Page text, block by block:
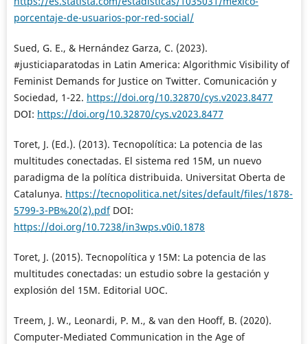
porcentaje-de-usuarios-por-red-social/
Sued, G. E., & Hernández Garza, C. (2023).
#justiciaparatodas in Latin America: Algorithmic Visibility of
Feminist Demands for Justice on Twitter. Comunicación y
Sociedad, 1-22. https://doi.org/10.32870/cys.v2023.8477
DOI: https://doi.org/10.32870/cys.v2023.8477
Toret, J. (Ed.). (2013). Tecnopolítica: La potencia de las
multitudes conectadas. El sistema red 15M, un nuevo
paradigma de la política distribuida. Universitat Oberta de
Catalunya. https://tecnopolitica.net/sites/default/files/1878-
5799-3-PB%20(2).pdfDOI:
https://doi.org/10.7238/in3wps.v0i0.1878
Toret, J. (2015). Tecnopolítica y 15M: La potencia de las
multitudes conectadas: un estudio sobre la gestación y
explosión del 15M. Editorial UOC.
Treem, J. W., Leonardi, P. M., & van den Hooff, B. (2020).
Computer-Mediated Communication in the Age of